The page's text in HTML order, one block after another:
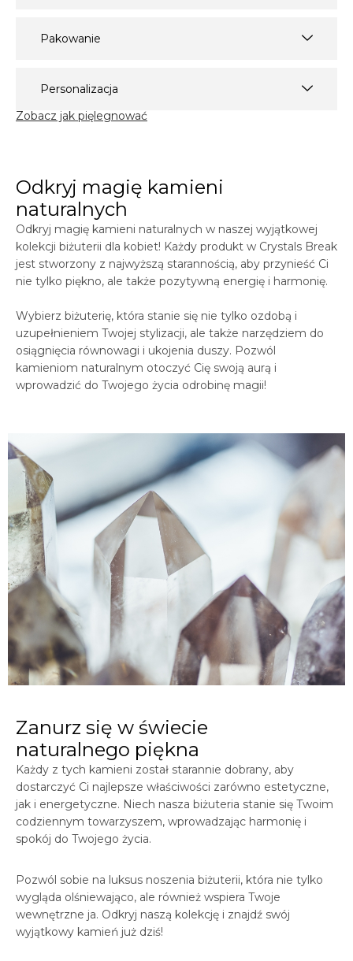
Pakowanie
Personalizacja
Zobacz jak pięlegnować
Odkryj magię kamieni
naturalnych
Odkryj magię kamieni naturalnych w naszej wyjątkowej
kolekcji biżuterii dla kobiet! Każdy produkt w Crystals Break
jest stworzony z najwyższą starannością, aby przynieść Ci
nie tylko piękno, ale także pozytywną energię i harmonię.
Wybierz biżuterię, która stanie się nie tylko ozdobą i
uzupełnieniem Twojej stylizacji, ale także narzędziem do
osiągnięcia równowagi i ukojenia duszy. Pozwól
kamieniom naturalnym otoczyć Cię swoją aurą i
wprowadzić do Twojego życia odrobinę magii!
Zanurz się w świecie
naturalnego piękna
Każdy z tych kamieni został starannie dobrany, aby
dostarczyć Ci najlepsze właściwości zarówno estetyczne,
jak i energetyczne. Niech nasza biżuteria stanie się Twoim
codziennym towarzyszem, wprowadzając harmonię i
spokój do Twojego życia.
Pozwól sobie na luksus noszenia biżuterii, która nie tylko
wygląda olśniewająco, ale również wspiera Twoje
wewnętrzne ja. Odkryj naszą kolekcję i znajdź swój
wyjątkowy kamień już dziś!